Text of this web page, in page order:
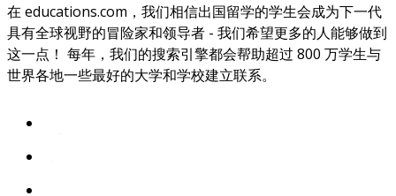
在 educations.com，我们相信出国留学的学生会成为下一代
具有全球视野的冒险家和领导者 - 我们希望更多的人能够做到
这一点！ 每年，我们的搜索引擎都会帮助超过 800 万学生与
世界各地一些最好的大学和学校建立联系。